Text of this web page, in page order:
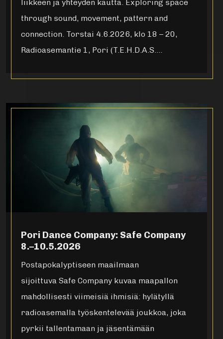
liikkeen ja yhteyden kautta. Exploring space
through sound, movement, pattern and
connection. Torstai 4.6.2026, klo 18 – 20,
Radioasemantie 1, Pori (T.E.H.D.A.S….
Pori Dance Company: Safe Company
8.–10.5.2026
Postapokalyptiseen maailmaan
sijoittuva Safe Company kuvaa maapallon
mahdollisesti viimeisiä ihmisiä: hylätyllä
radioasemalla työskentelevää joukkoa, joka
pyrkii tallentamaan ja jäsentämään